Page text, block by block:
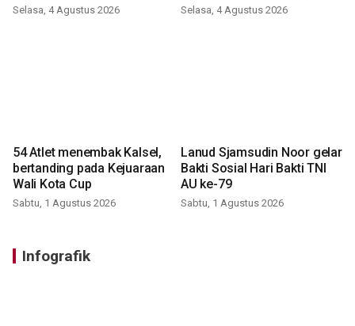
Selasa, 4 Agustus 2026 Selasa, 4 Agustus 2026
54 Atlet menembak Kalsel,
bertanding pada Kejuaraan
Wali Kota Cup
Sabtu, 1 Agustus 2026
Lanud Sjamsudin Noor gelar
Bakti Sosial Hari Bakti TNI
AU ke-79
Sabtu, 1 Agustus 2026
Infografik